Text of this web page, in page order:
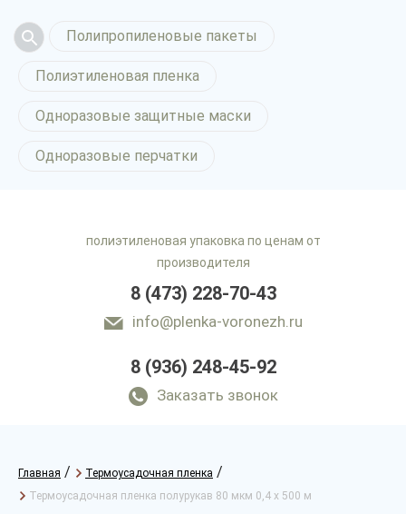
Полипропиленовые пакеты
Полиэтиленовая пленка
Одноразовые защитные маски
Одноразовые перчатки
полиэтиленовая упаковка по ценам от
производителя
8 (473) 228-70-43
info@plenka-voronezh.ru
8 (936) 248-45-92
Заказать звонок
Главная / Термоусадочная пленка /
Термоусадочная пленка полурукав 80 мкм 0,4 х 500 м